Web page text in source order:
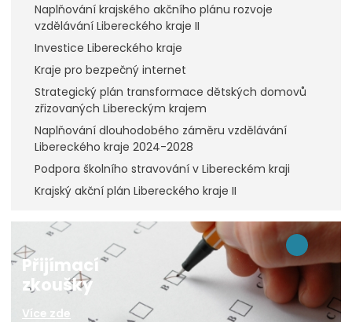
Naplňování krajského akčního plánu rozvoje
vzdělávání Libereckého kraje II
Investice Libereckého kraje
Kraje pro bezpečný internet
Strategický plán transformace dětských domovů
zřizovaných Libereckým krajem
Naplňování dlouhodobého záměru vzdělávání
Libereckého kraje 2024-2028
Podpora školního stravování v Libereckém kraji
Krajský akční plán Libereckého kraje II
Přijímací
zkoušky
Více zde